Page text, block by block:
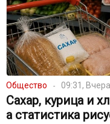
Общество 09:31, Вчера
Сахар, курица и
а статистика